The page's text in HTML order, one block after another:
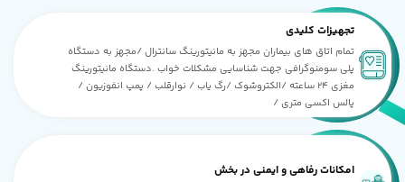
تجهیزات کلیدی
تمام اتاق های بیماران مجهز به مانیتورینگ سانترال /مجهز به دستگاه
پلی سومنوگرافی جهت شناسایی مشکلات خواب .دستگاه مانیتورینگ
مغزی 24 ساعته /الکتروشوک /رگ یاب / نوارقلب / پمپ انفوزیون /
پالس اکسی متری /
امکانات رفاهی و ایمنی در بخش